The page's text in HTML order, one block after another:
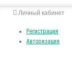
Личный кабинет
Регистрация
Авторизация